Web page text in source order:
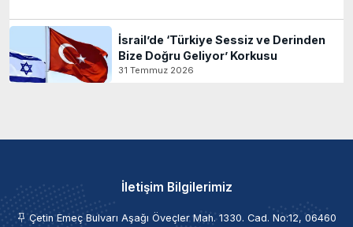
İsrail’de ‘Türkiye Sessiz ve Derinden
Bize Doğru Geliyor’ Korkusu
31 Temmuz 2026
İletişim Bilgilerimiz
Çetin Emeç Bulvarı Aşağı Öveçler Mah. 1330. Cad. No:12, 06460